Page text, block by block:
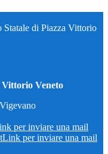
Statale di Piazza Vittorio
Veneto
per inviare una mail
Link per inviare una mail